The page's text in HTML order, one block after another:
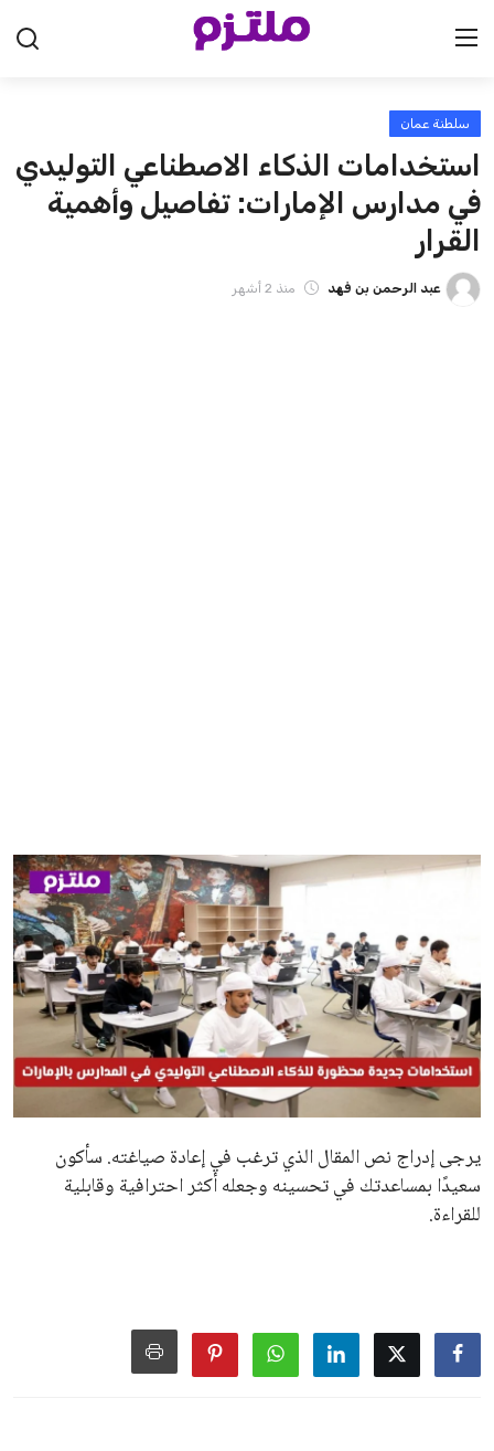
الرئيسية
السعودية
الإمارات
الكويت
سلطنة عمان
استخدامات الذكاء الاصطناعي التوليدي
في مدارس الإمارات: تفاصيل وأهمية
القرار
عبد الرحمن بن فهد منذ 2 أشهر
يرجى إدراج نص المقال الذي ترغب في إعادة صياغته. سأكون
سعيدًا بمساعدتك في تحسينه وجعله أكثر احترافية وقابلية
للقراءة.